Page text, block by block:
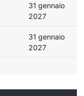
31 gennaio
2027
31 gennaio
2027